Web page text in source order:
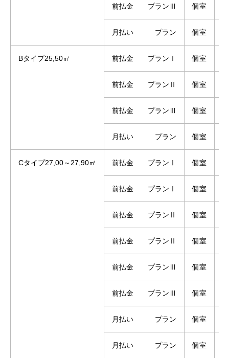
前払金 プランⅢ 個室
月払い プラン 個室
Bタイプ25,50㎡ 前払金 プランⅠ 個室
前払金 プランⅡ 個室
前払金 プランⅢ 個室
月払い プラン 個室
Cタイプ27,00～27,90㎡ 前払金 プランⅠ 個室
前払金 プランⅠ 個室
前払金 プランⅡ 個室
前払金 プランⅡ 個室
前払金 プランⅢ 個室
前払金 プランⅢ 個室
月払い プラン 個室
月払い プラン 個室